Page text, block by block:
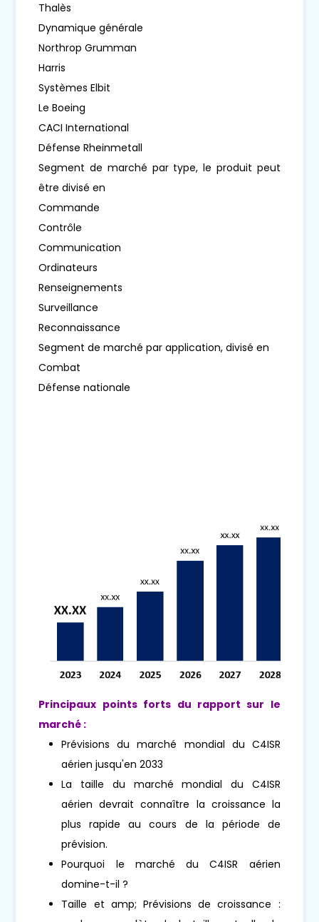
Thalès
Dynamique générale
Northrop Grumman
Harris
Systèmes Elbit
Le Boeing
CACI International
Défense Rheinmetall
Segment de marché par type, le produit peut
être divisé en
Commande
Contrôle
Communication
Ordinateurs
Renseignements
Surveillance
Reconnaissance
Segment de marché par application, divisé en
Combat
Défense nationale
Principaux points forts du rapport sur le
marché :
Prévisions du marché mondial du C4ISR
aérien jusqu'en 2033
La taille du marché mondial du C4ISR
aérien devrait connaître la croissance la
plus rapide au cours de la période de
prévision.
Pourquoi le marché du C4ISR aérien
domine-t-il ?
Taille et amp; Prévisions de croissance :